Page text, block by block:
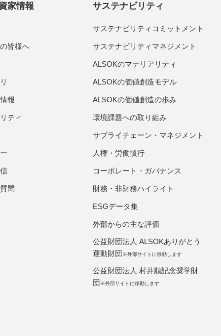
家情報
皆様へ
報
ティ
問
サステナビリティ
サステナビリティコミットメント
サステナビリティマネジメント
ALSOKのマテリアリティ
ALSOKの価値創造モデル
ALSOKの価値創造の歩み
環境課題への取り組み
サプライチェーン・マネジメント
人権・労働慣行
コーポレート・ガバナンス
財務・非財務ハイライト
ESGデータ集
外部からの主な評価
公益財団法人 ALSOKありがとう
運動財団※外部サイトに移動します
公益財団法人 村井順記念奨学財
団※外部サイトに移動します